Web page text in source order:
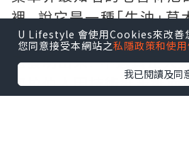
裡, 說它是一種｢牛油+草
而塊狀肥皂就是在大約7
區發明出來. 不過真正大
阿拉伯人因技術進步進
U Lifestyle 會使用Cookies來改善
您同意接受本網站之私隱政策和使
我已閱讀及同